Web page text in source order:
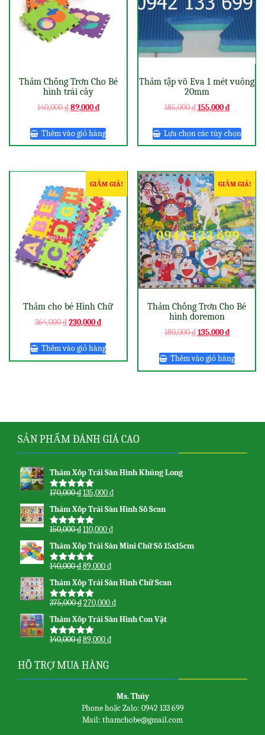
Thảm Chống Trơn Cho Bé
hình trái cây
140,000₫89,000₫
Thêm vào giỏ hàng
Thảm tập võ Eva 1 mét vuông
20mm
185,000₫155,000₫
Lựa chọn các tùy chọn
GIẢM GIÁ!
Thảm cho bé Hình Chữ
364,000₫230,000₫
Thêm vào giỏ hàng
GIẢM GIÁ!
Thảm Chống Trơn Cho Bé
hình doremon
180,000₫135,000₫
Thêm vào giỏ hàng
SẢN PHẨM ĐÁNH GIÁ CAO
Thảm Xốp Trải Sàn Hình Khủng Long
Được xếp
sao
170,000₫135,000₫
Thảm Xốp Trải Sàn Hình Số Scan
Được xếp
sao
150,000₫110,000₫
Thảm Xốp Trải Sàn Mini Chữ Số 15x15cm
Được xếp
sao
140,000₫89,000₫
Thảm Xốp Trải Sàn Hình Chữ Scan
Được xếp
sao
375,000₫270,000₫
Thảm Xốp Trải Sàn Hình Con Vật
Được xếp
140,000₫89,000₫
HỖ TRỢ MUA HÀNG
Ms. Thủy
Phone hoặc Zalo: 0942 133 699
Mail: thamchobe@gmail.com